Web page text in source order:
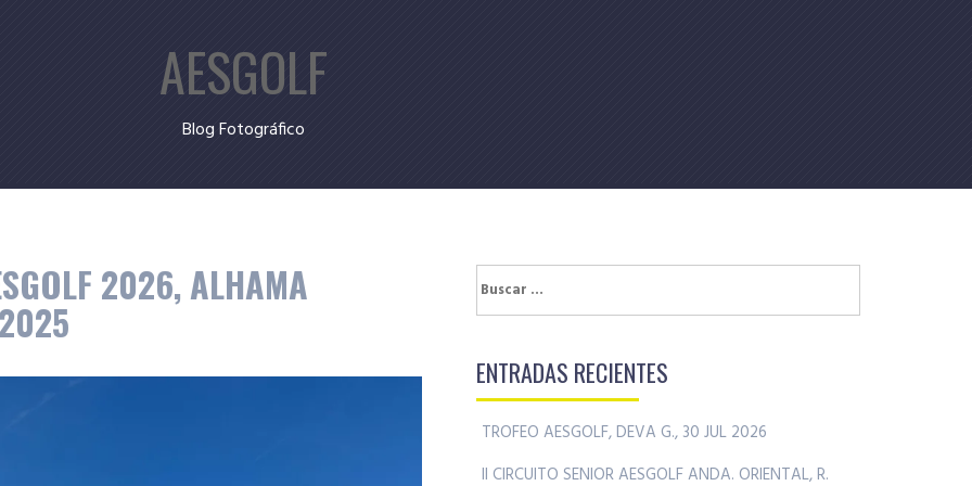
AESGOLF
Blog Fotográfico
2026, ALHAMA Buscar:
ENTRADAS RECIENTES
TROFEO AESGOLF, DEVA G., 30 JUL 2026
II CIRCUITO SENIOR AESGOLF ANDA. ORIENTAL, R.